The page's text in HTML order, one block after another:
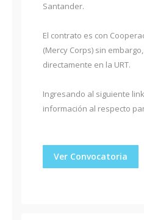
Santander.
El contrato es con
(Mercy Corps) sin
directamente en la URT.
Ingresando al siguiente
información al respecto
Ver Convocatoria